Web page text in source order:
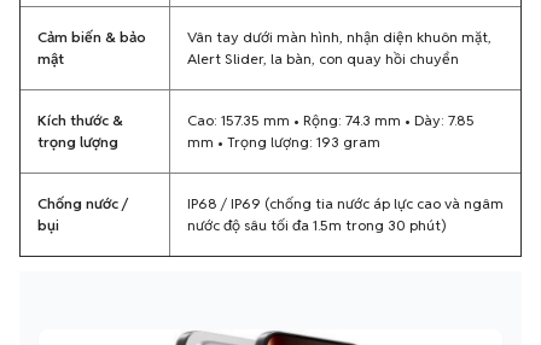
Cảm biến & bảo
mật
Vân tay dưới màn hình, nhận diện khuôn mặt,
Alert Slider, la bàn, con quay hồi chuyển
Kích thước &
trọng lượng
Cao: 157.35 mm • Rộng: 74.3 mm • Dày: 7.85
mm • Trọng lượng: 193 gram
Chống nước /
bụi
IP68 / IP69 (chống tia nước áp lực cao và ngâm
nước độ sâu tối đa 1.5m trong 30 phút)